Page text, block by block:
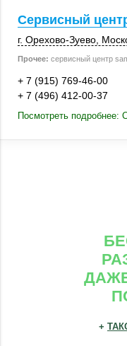
Сервисный
г. Орехово-Зуево
Прочее: сервисный центр
+ 7 (915) 769-46-00
+ 7 (496) 412-00-37
Посмотреть подробнее:
+